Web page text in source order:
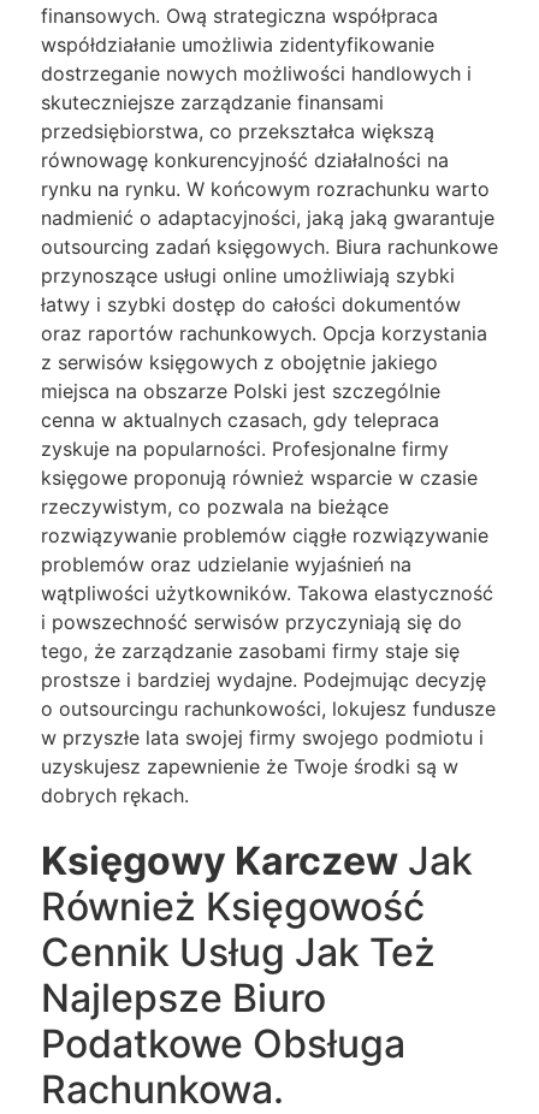
finansowych. Ową strategiczna współpraca
współdziałanie umożliwia zidentyfikowanie
dostrzeganie nowych możliwości handlowych i
skuteczniejsze zarządzanie finansami
przedsiębiorstwa, co przekształca większą
równowagę konkurencyjność działalności na
rynku na rynku. W końcowym rozrachunku warto
nadmienić o adaptacyjności, jaką jaką gwarantuje
outsourcing zadań księgowych. Biura rachunkowe
przynoszące usługi online umożliwiają szybki
łatwy i szybki dostęp do całości dokumentów
oraz raportów rachunkowych. Opcja korzystania
z serwisów księgowych z obojętnie jakiego
miejsca na obszarze Polski jest szczególnie
cenna w aktualnych czasach, gdy telepraca
zyskuje na popularności. Profesjonalne firmy
księgowe proponują również wsparcie w czasie
rzeczywistym, co pozwala na bieżące
rozwiązywanie problemów ciągłe rozwiązywanie
problemów oraz udzielanie wyjaśnień na
wątpliwości użytkowników. Takowa elastyczność
i powszechność serwisów przyczyniają się do
tego, że zarządzanie zasobami firmy staje się
prostsze i bardziej wydajne. Podejmując decyzję
o outsourcingu rachunkowości, lokujesz fundusze
w przyszłe lata swojej firmy swojego podmiotu i
uzyskujesz zapewnienie że Twoje środki są w
dobrych rękach.
Księgowy Karczew Jak
Również Księgowość
Cennik Usług Jak Też
Najlepsze Biuro
Podatkowe Obsługa
Rachunkowa.